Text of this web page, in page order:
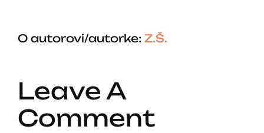
O autorovi/autorke: Z.Š.
Leave A
Comment